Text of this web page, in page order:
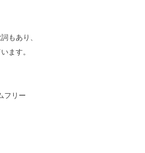
もあり、
ます。
フリー